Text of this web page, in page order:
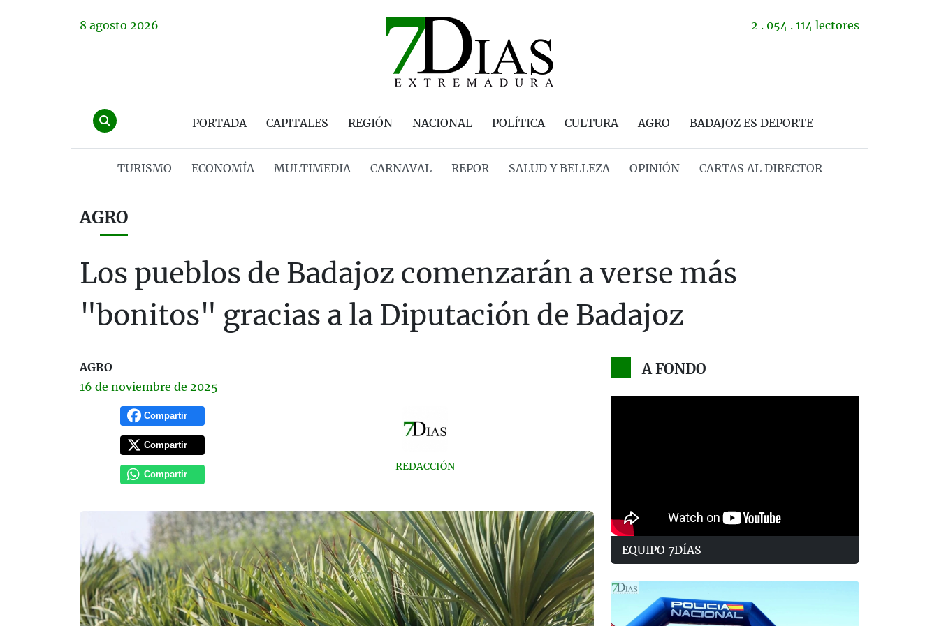
8 agosto 2026 2 . 054 . 114 lectores
PORTADA CAPITALES REGIÓN NACIONAL POLÍTICA CULTURA AGRO BADAJOZ ES DEPORTE
TURISMO ECONOMÍA MULTIMEDIA CARNAVAL REPOR SALUD Y BELLEZA OPINIÓN CARTAS AL DIRECTOR
AGRO
Los pueblos de Badajoz comenzarán a verse más
"bonitos" gracias a la Diputación de Badajoz
AGRO
16 de noviembre de 2025
Compartir
Compartir
Compartir
REDACCIÓN
A FONDO
EQUIPO 7DÍAS